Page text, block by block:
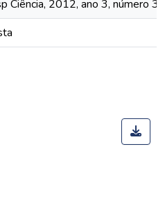
Ciência, 2012, ano 3, número 32